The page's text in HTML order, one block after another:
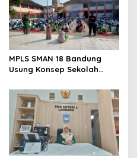
MPLS SMAN 18 Bandung
Usung Konsep Sekolah
Baru